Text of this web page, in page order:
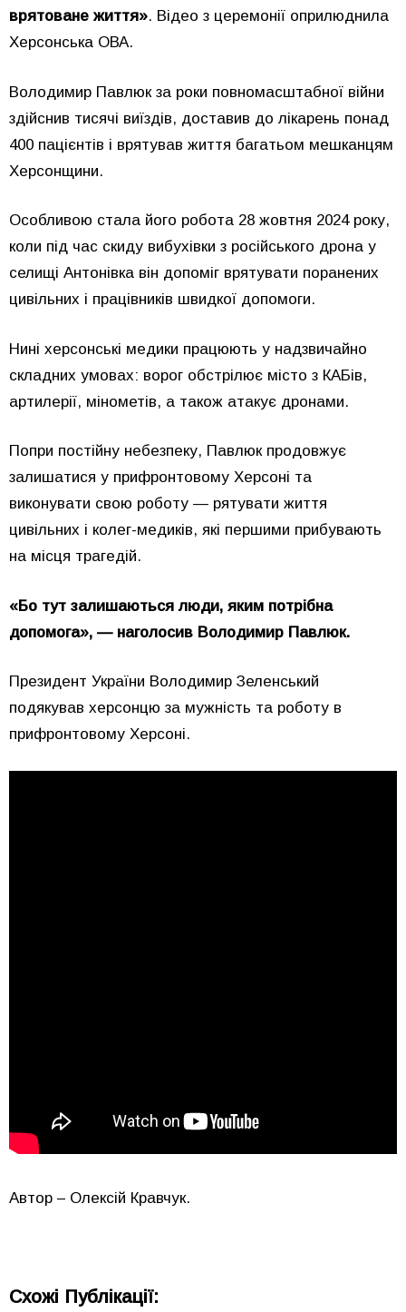
врятоване життя». Відео з церемонії оприлюднила
Херсонська ОВА.
Володимир Павлюк за роки повномасштабної війни
здійснив тисячі виїздів, доставив до лікарень понад
400 пацієнтів і врятував життя багатьом мешканцям
Херсонщини.
Особливою стала його робота 28 жовтня 2024 року,
коли під час скиду вибухівки з російського дрона у
селищі Антонівка він допоміг врятувати поранених
цивільних і працівників швидкої допомоги.
Нині херсонські медики працюють у надзвичайно
складних умовах: ворог обстрілює місто з КАБів,
артилерії, мінометів, а також атакує дронами.
Попри постійну небезпеку, Павлюк продовжує
залишатися у прифронтовому Херсоні та
виконувати свою роботу — рятувати життя
цивільних і колег-медиків, які першими прибувають
на місця трагедій.
«Бо тут залишаються люди, яким потрібна
допомога», — наголосив Володимир Павлюк.
Президент України Володимир Зеленський
подякував херсонцю за мужність та роботу в
прифронтовому Херсоні.
Автор – Олексій Кравчук.
Схожі Публікації: